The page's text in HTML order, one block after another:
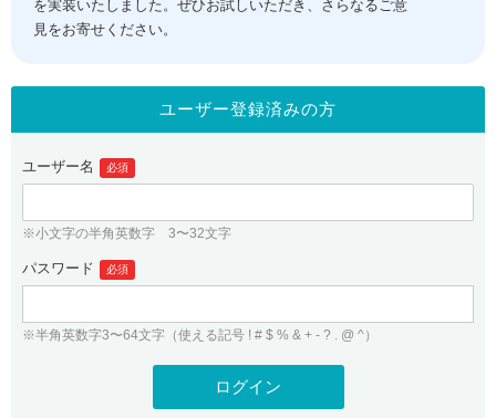
ドメイン一括検索
.jpドメインオークション
gTLDオークション NEW!
.jpドメインバックオーダー
プレミアムドメイン
人気ドメインの種類
WHOIS検索
XREA
SSL証明書
お得意様割引
紹介制度
バリュードメインAPI
ドメイン・ホスティングOEM
ログイン
従来のバリュードメインをご利用希望の方
Value Domainにログイン
ユーザー登録
を実装いたしました。ぜひお試しいただき、さらなるご意
見をお寄せください。
ユーザー登録済みの方
ユーザー名 必須
※小文字の半角英数字 3〜32文字
パスワード 必須
※半角英数字3〜64文字（使える記号 ! # $ % & + - ? . @ ^）